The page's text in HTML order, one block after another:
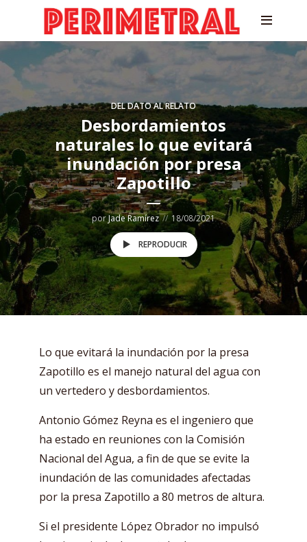
DEL DATO AL RELATO
Desbordamientos
naturales lo que evitará
inundación por presa
Zapotillo
porJade Ramírez 18/08/2021
REPRODUCIR
Lo que evitará la inundación por la presa
Zapotillo es el manejo natural del agua con
un vertedero y desbordamientos.
Antonio Gómez Reyna es el ingeniero que
ha estado en reuniones con la Comisión
Nacional del Agua, a fin de que se evite la
inundación de las comunidades afectadas
por la presa Zapotillo a 80 metros de altura.
Si el presidente López Obrador no impulsó